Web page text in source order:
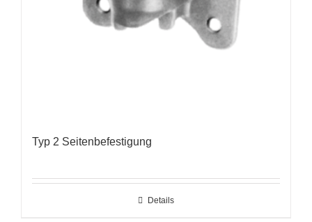
Typ 2 Seitenbefestigung
Details